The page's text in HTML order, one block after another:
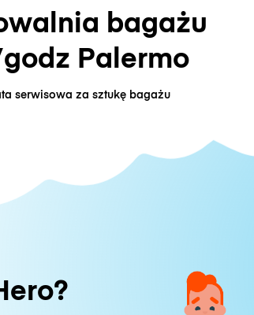
bagażu
Palermo
serwisowa za sztukę bagażu